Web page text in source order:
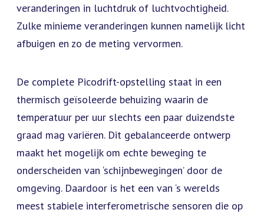
veranderingen in luchtdruk of luchtvochtigheid.
Zulke minieme veranderingen kunnen namelijk licht
afbuigen en zo de meting vervormen.
De complete Picodrift-opstelling staat in een
thermisch geïsoleerde behuizing waarin de
temperatuur per uur slechts een paar duizendste
graad mag variëren. Dit gebalanceerde ontwerp
maakt het mogelijk om echte beweging te
onderscheiden van ‘schijnbewegingen’ door de
omgeving. Daardoor is het een van ‘s werelds
meest stabiele interferometrische sensoren die op